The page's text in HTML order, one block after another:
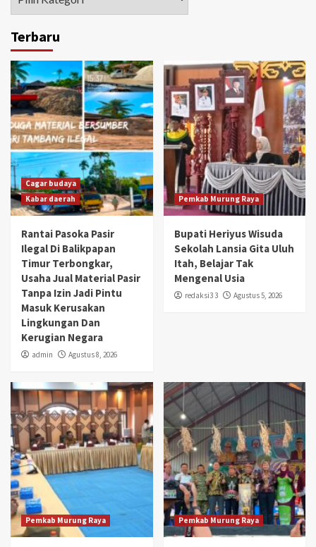
Terbaru
Cagar budaya
Kabar daerah
Rantai Pasoka Pasir
Ilegal Di Balikpapan
Timur Terbongkar,
Usaha Jual Material Pasir
Tanpa Izin Jadi Pintu
Masuk Kerusakan
Lingkungan Dan
Kerugian Negara
admin Agustus 8, 2026
Pemkab Murung Raya
Bupati Heriyus Wisuda
Sekolah Lansia Gita Uluh
Itah, Belajar Tak
Mengenal Usia
redaksi3 3 Agustus 5, 2026
Pemkab Murung Raya Pemkab Murung Raya